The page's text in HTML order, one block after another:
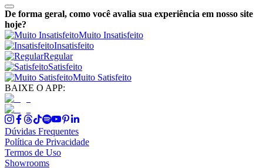
De forma geral, como você avalia sua experiência em nosso site
hoje?
Muito Insatisfeito
Insatisfeito
Regular
Satisfeito
Muito Satisfeito
BAIXE O APP:
Dúvidas Frequentes
Política de Privacidade
Termos de Uso
Showrooms